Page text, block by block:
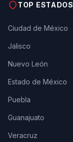
TOP ESTADOS
Ciudad de México
Jalisco
Nuevo León
Estado de México
Puebla
Guanajuato
Veracruz